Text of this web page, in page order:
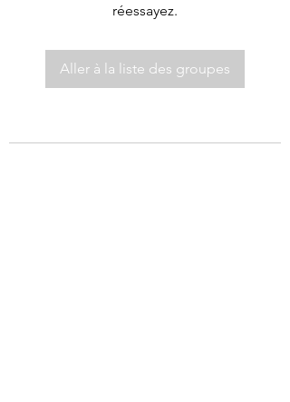
réessayez.
Aller à la liste des groupes